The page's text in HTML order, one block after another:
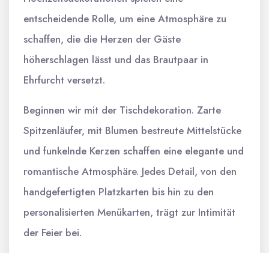
entscheidende Rolle, um eine Atmosphäre zu
schaffen, die die Herzen der Gäste
höherschlagen lässt und das Brautpaar in
Ehrfurcht versetzt.
Beginnen wir mit der Tischdekoration. Zarte
Spitzenläufer, mit Blumen bestreute Mittelstücke
und funkelnde Kerzen schaffen eine elegante und
romantische Atmosphäre. Jedes Detail, von den
handgefertigten Platzkarten bis hin zu den
personalisierten Menükarten, trägt zur Intimität
der Feier bei.